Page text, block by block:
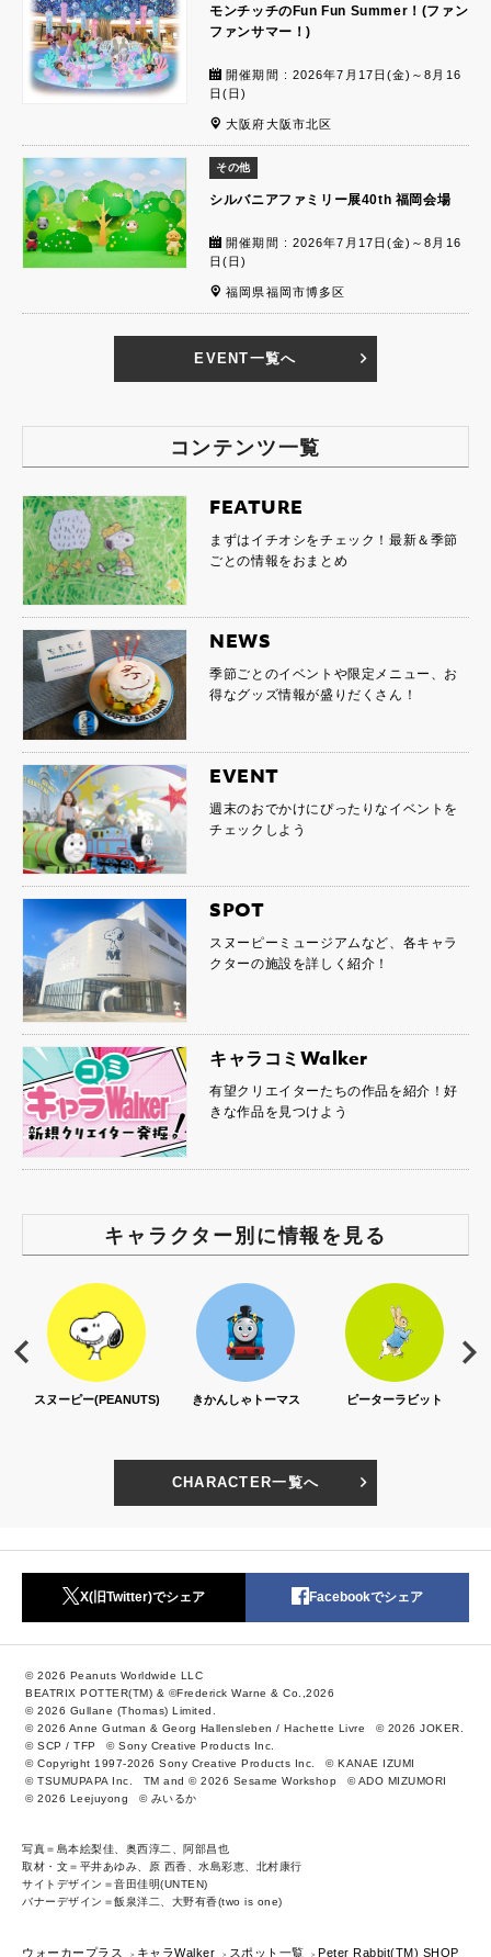
モンチッチのFun Fun Summer！(ファン
ファンサマー！)
開催期間 : 2026年7月17日(金)～8月16
日(日)
大阪府大阪市北区
その他
シルバニアファミリー展40th 福岡会場
開催期間 : 2026年7月17日(金)～8月16
日(日)
福岡県福岡市博多区
EVENT一覧へ
コンテンツ一覧
FEATURE
まずはイチオシをチェック！最新＆季節
ごとの情報をおまとめ
NEWS
季節ごとのイベントや限定メニュー、お
得なグッズ情報が盛りだくさん！
EVENT
週末のおでかけにぴったりなイベントを
チェックしよう
SPOT
スヌーピーミュージアムなど、各キャラ
クターの施設を詳しく紹介！
キャラコミWalker
有望クリエイターたちの作品を紹介！好
きな作品を見つけよう
キャラクター別に情報を見る
ヌーピー(PEANUTS) きかんしゃトーマス ピーターラビット
CHARACTER一覧へ
X(旧Twitter)でシェア Facebookでシェア
© 2026 Peanuts Worldwide LLC
BEATRIX POTTER(TM) & ©Frederick Warne & Co.,2026
© 2026 Gullane (Thomas) Limited.
© 2026 Anne Gutman & Georg Hallensleben / Hachette Livre
© 2026 JOKER.
© SCP / TFP
© Sony Creative Products Inc.
© Copyright 1997-2026 Sony Creative Products Inc.
© KANAE IZUMI
© TSUMUPAPA Inc.
TM and © 2026 Sesame Workshop
© ADO MIZUMORI
© 2026 Leejuyong
© みいるか
写真＝島本絵梨佳、奥西淳二、阿部昌也
取材・文＝平井あゆみ、原 西香、水島彩恵、北村康行
サイトデザイン＝音田佳明(UNTEN)
バナーデザイン＝飯泉洋二、大野有香(two is one)
ウォーカープラス キャラWalker スポット一覧 Peter Rabbit(TM) SHOP